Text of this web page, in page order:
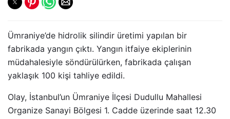
Ümraniye’de hidrolik silindir üretimi yapılan bir
fabrikada yangın çıktı. Yangın itfaiye ekiplerinin
müdahalesiyle söndürülürken, fabrikada çalışan
yaklaşık 100 kişi tahliye edildi.
Olay, İstanbul’un Ümraniye İlçesi Dudullu Mahallesi
Organize Sanayi Bölgesi 1. Cadde üzerinde saat 12.30